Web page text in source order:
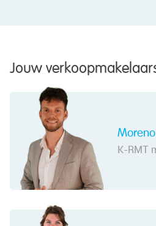
Jouw
K-RMT